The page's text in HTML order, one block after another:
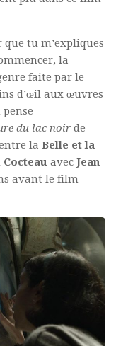
tu m’expliques
la
faite par le
d’œil aux œuvres
pense
du lac noir de
la Belle et la
Cocteau avec Jean-
avant le film